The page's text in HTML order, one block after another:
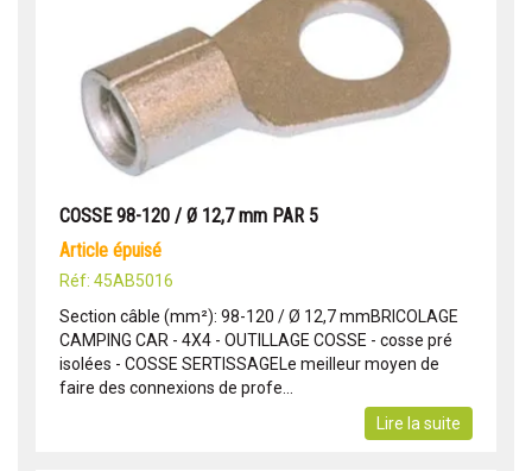
COSSE 98-120 / Ø 12,7 mm PAR 5
article épuisé
Réf: 45AB5016
Section câble (mm²): 98-120 / Ø 12,7 mmBRICOLAGE
CAMPING CAR - 4X4 - OUTILLAGE COSSE - cosse pré
isolées - COSSE SERTISSAGELe meilleur moyen de
faire des connexions de profe...
Lire la suite